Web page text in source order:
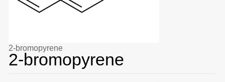
2-bromopyrene
2-bromopyrene